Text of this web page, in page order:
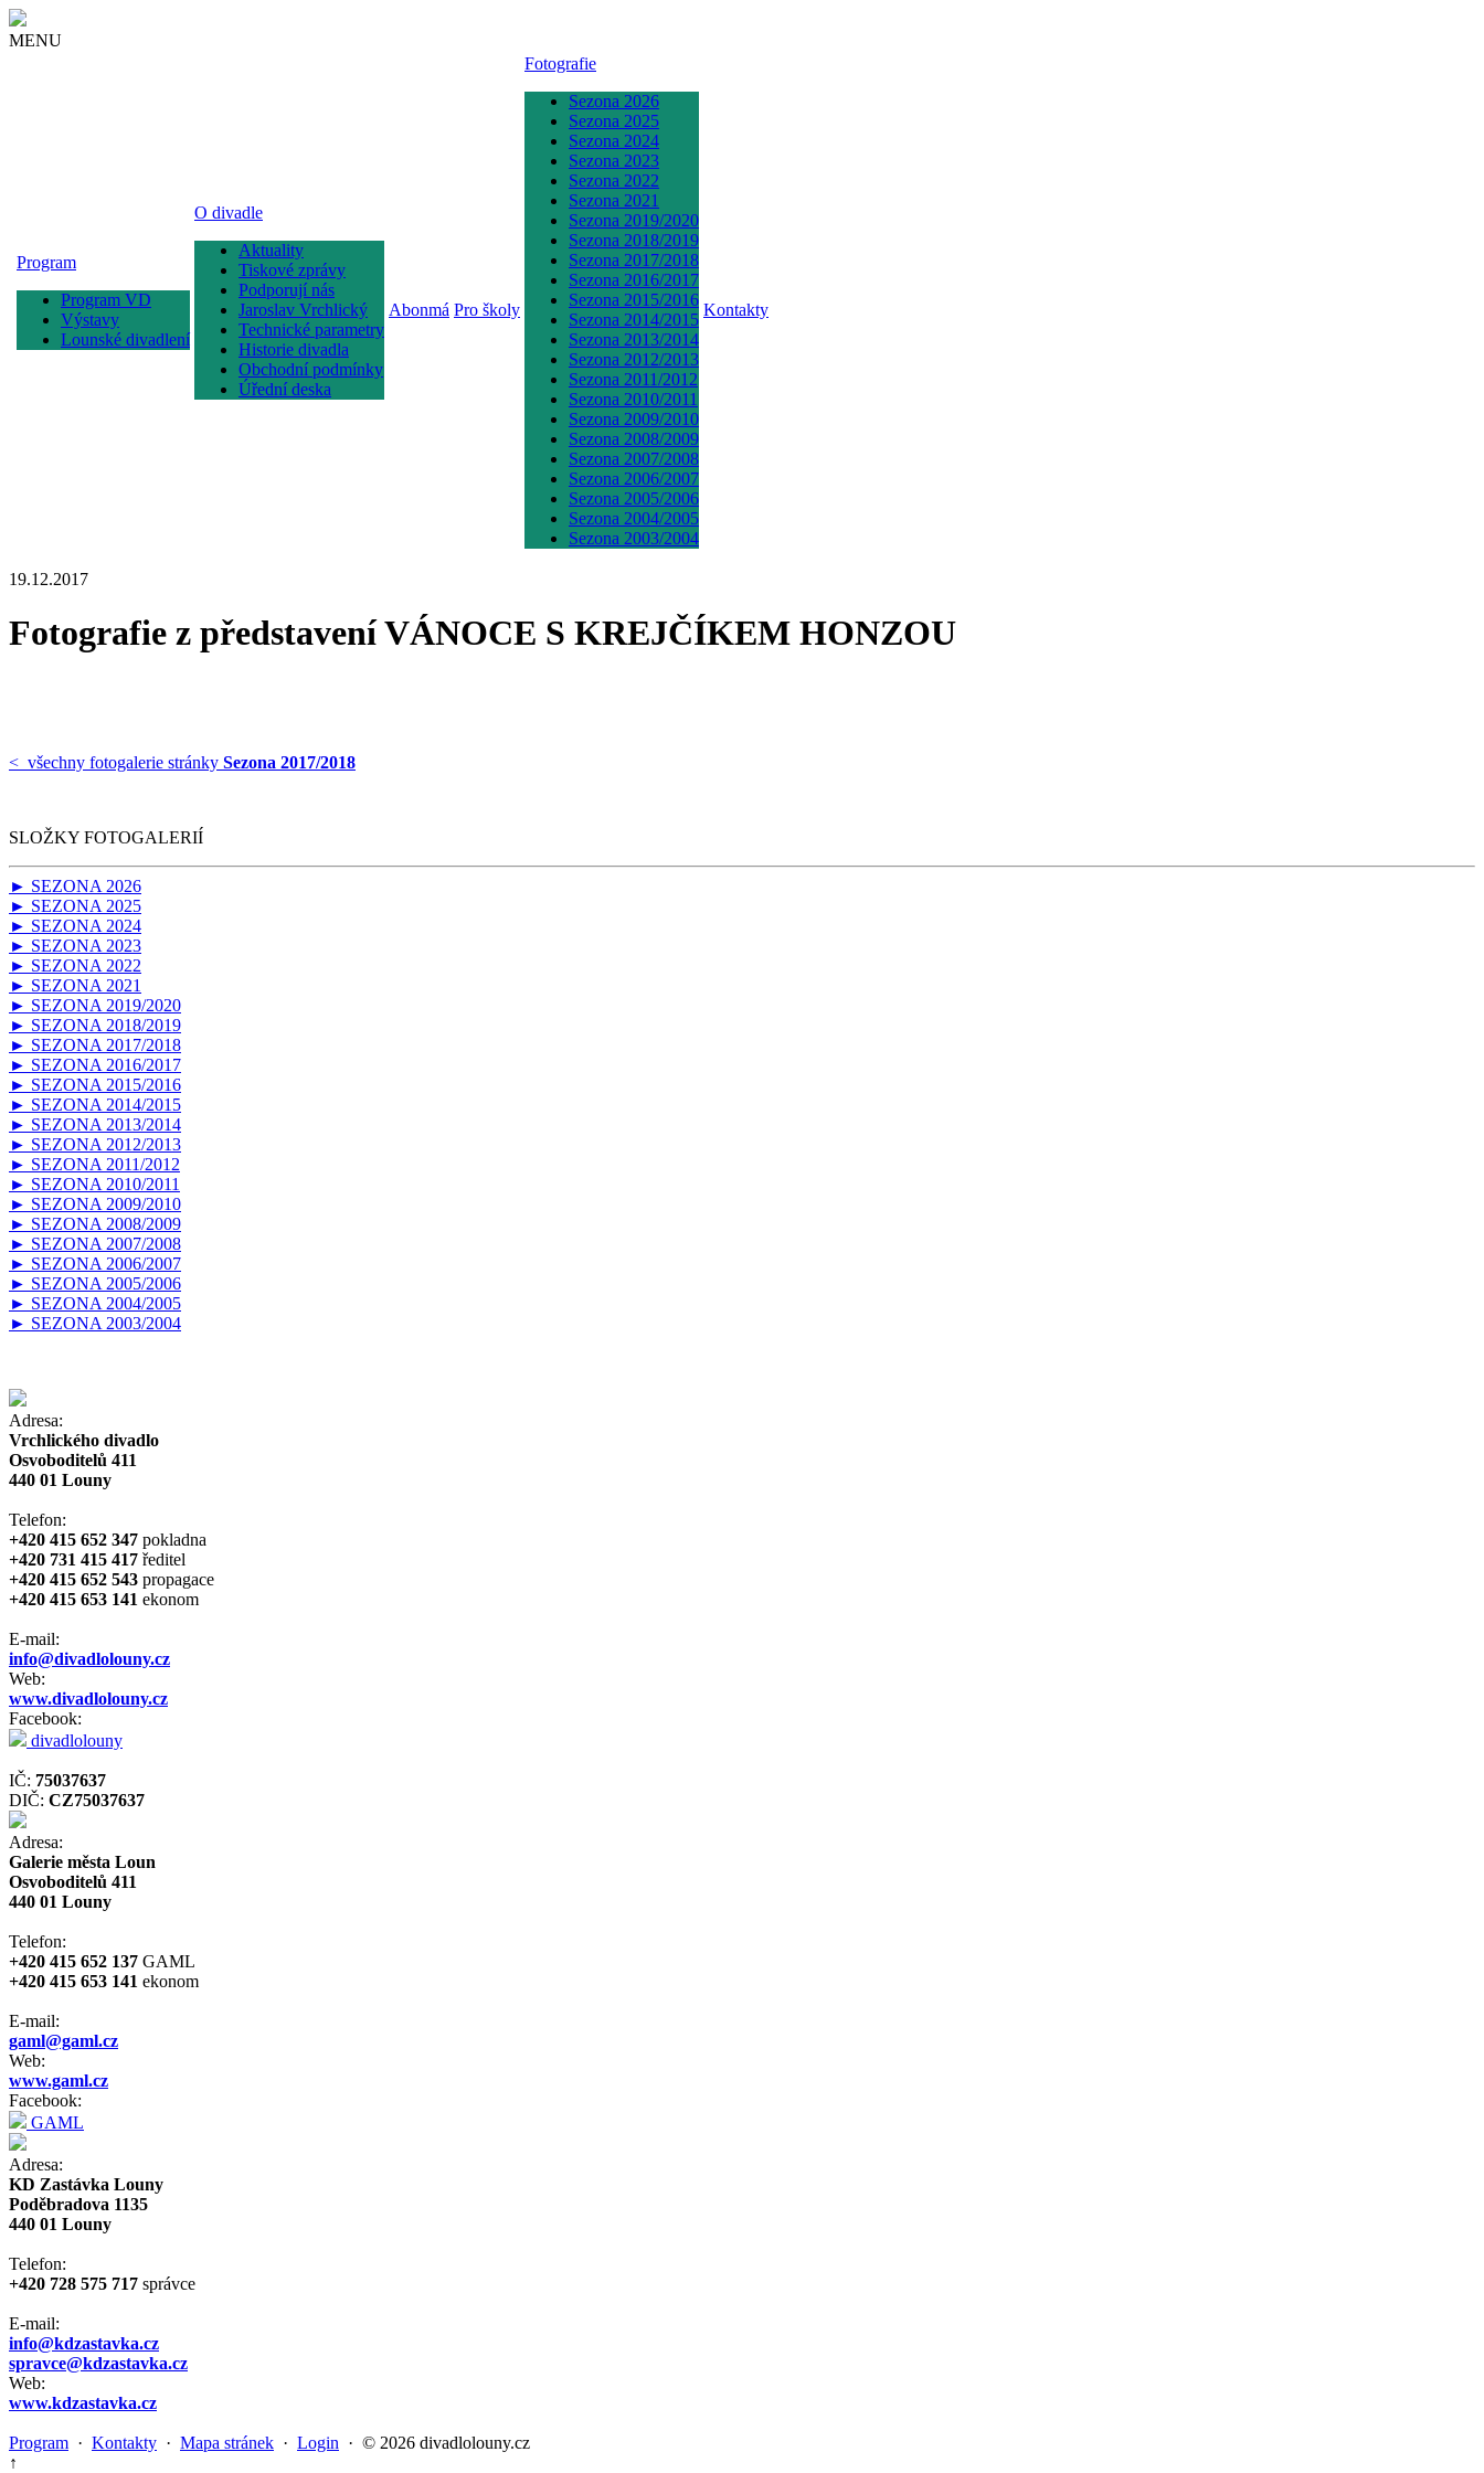
MENU
Program
Program VD
Výstavy
Lounské divadlení
O divadle
Aktuality
Tiskové zprávy
Podporují nás
Jaroslav Vrchlický
Technické parametry
Historie divadla
Obchodní podmínky
Úřední deska
Abonmá Pro školy
Fotografie
Sezona 2026
Sezona 2025
Sezona 2024
Sezona 2023
Sezona 2022
Sezona 2021
Sezona 2019/2020
Sezona 2018/2019
Sezona 2017/2018
Sezona 2016/2017
Sezona 2015/2016
Sezona 2014/2015
Sezona 2013/2014
Sezona 2012/2013
Sezona 2011/2012
Sezona 2010/2011
Sezona 2009/2010
Sezona 2008/2009
Sezona 2007/2008
Sezona 2006/2007
Sezona 2005/2006
Sezona 2004/2005
Sezona 2003/2004
Kontakty
19.12.2017
Fotografie z představení VÁNOCE S KREJČÍKEM HONZOU
< všechny fotogalerie stránky Sezona 2017/2018
SLOŽKY FOTOGALERIÍ
► SEZONA 2026
► SEZONA 2025
► SEZONA 2024
► SEZONA 2023
► SEZONA 2022
► SEZONA 2021
► SEZONA 2019/2020
► SEZONA 2018/2019
► SEZONA 2017/2018
► SEZONA 2016/2017
► SEZONA 2015/2016
► SEZONA 2014/2015
► SEZONA 2013/2014
► SEZONA 2012/2013
► SEZONA 2011/2012
► SEZONA 2010/2011
► SEZONA 2009/2010
► SEZONA 2008/2009
► SEZONA 2007/2008
► SEZONA 2006/2007
► SEZONA 2005/2006
► SEZONA 2004/2005
► SEZONA 2003/2004
Adresa:
Vrchlického divadlo
Osvoboditelů 411
440 01 Louny
Telefon:
+420 415 652 347 pokladna
+420 731 415 417 ředitel
+420 415 652 543 propagace
+420 415 653 141 ekonom
E-mail:
info@divadlolouny.cz
Web:
www.divadlolouny.cz
Facebook:
divadlolouny
IČ: 75037637
DIČ: CZ75037637
Adresa:
Galerie města Loun
Osvoboditelů 411
440 01 Louny
Telefon:
+420 415 652 137 GAML
+420 415 653 141 ekonom
E-mail:
gaml@gaml.cz
Web:
www.gaml.cz
Facebook:
GAML
Adresa:
KD Zastávka Louny
Poděbradova 1135
440 01 Louny
Telefon:
+420 728 575 717 správce
E-mail:
info@kdzastavka.cz
spravce@kdzastavka.cz
Web:
www.kdzastavka.cz
Program · Kontakty · Mapa stránek · Login · © 2026 divadlolouny.cz
↑